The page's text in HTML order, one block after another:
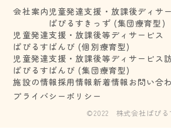
会社案内 児童発達支援・放課後ディサ
ぱぴるすきっず (集団療育型)
児童発達支援・放課後等ディサービス
ぱぴるすばんび (個別療育型)
児童発達支援・放課後等ディサービス
ぱぴるすばんび (集団療育型)
施設の情報採用情報新着情報 お問い合
プライバシーポリシー
©︎2022 株式会社ぱぴる